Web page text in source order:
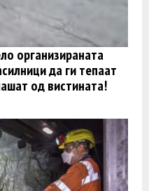
организираната
да ги тепаат
од вистината!